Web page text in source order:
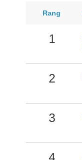
Rang
1
2
3